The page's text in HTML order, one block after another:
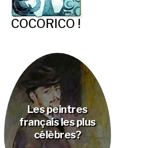
COCORICO !
Les peintres
français les plus
célèbres?